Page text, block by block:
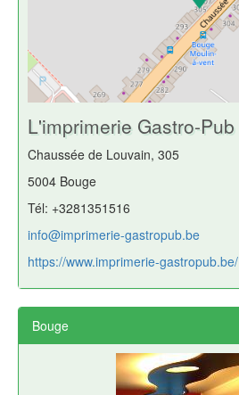
L'imprimerie Gastro-Pub
Chaussée de Louvain, 305
5004 Bouge
Tél: +3281351516
info@imprimerie-gastropub.be
https://www.imprimerie-gastropub.be/
Bouge